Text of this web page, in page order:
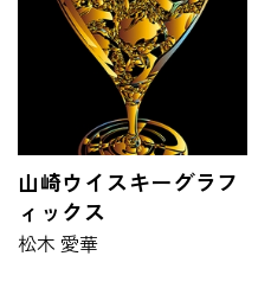
山崎ウイスキーグラフ
ィックス
松木 愛華